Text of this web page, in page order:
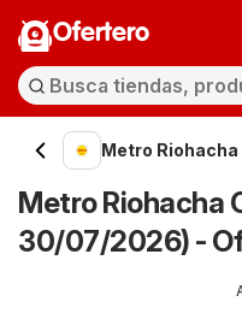
Ofertero
Metro Riohacha
Metro Riohacha
30/07/2026) -